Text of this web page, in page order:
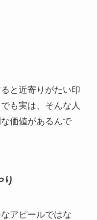
と近寄りがたい印
も実は、そんな人
価値があるんで
り
アピールではな